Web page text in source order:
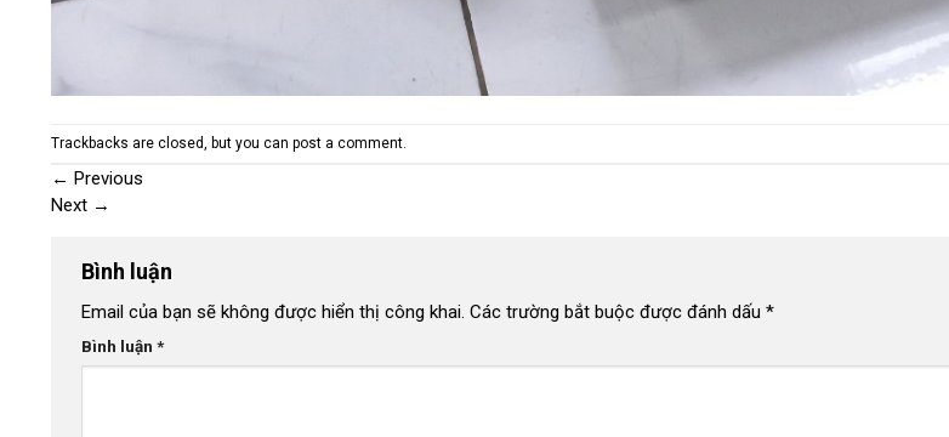
Trackbacks are closed, but you can post a comment
← Previous
Next →
Bình luận
Email của bạn sẽ không được hiển thị công khai. Các trường bắt buộc được đánh dấu *
Bình luận *